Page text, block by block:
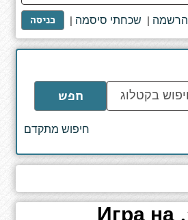
כניסה | שכחתי סיסמה | הרשמה
חפש
חיפוש מתקדם